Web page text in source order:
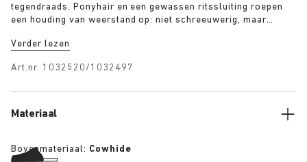
tegendraads. Ponyhair en een gewassen ritssluiting roepen
een houding van weerstand op: niet schreeuwerig, maar
in de marges is herschreven. Bewust gedragen, niet ter
Verder lezen
Art.nr. 1032520/1032497
Materiaal
Bovenmateriaal: Cowhide